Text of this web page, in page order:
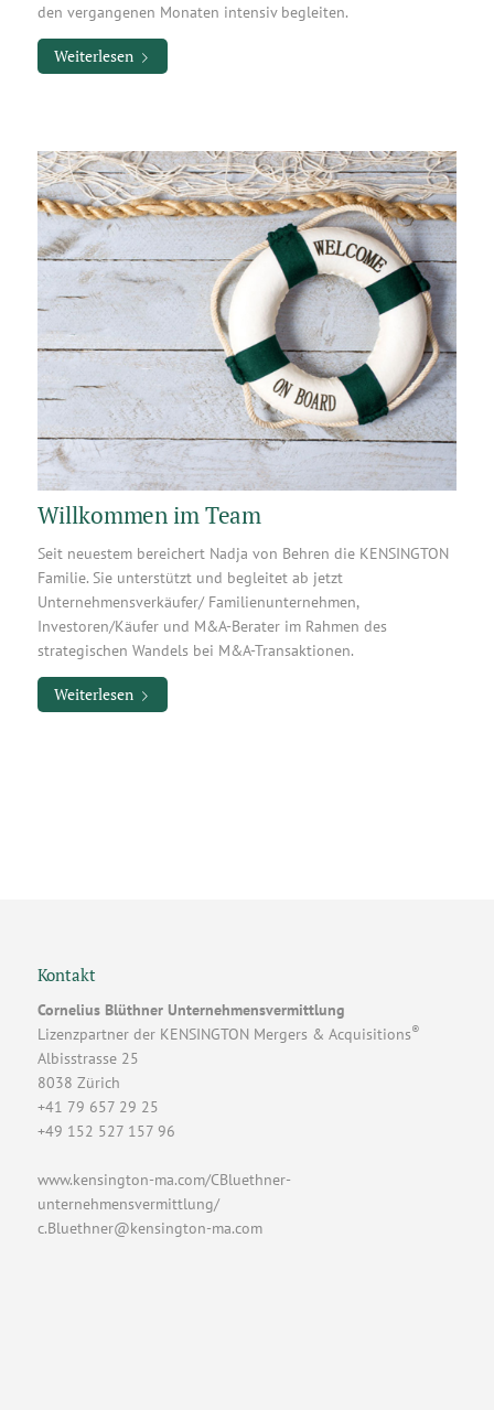
den vergangenen Monaten intensiv begleiten.
Weiterlesen
Willkommen im Team
Seit neuestem bereichert Nadja von Behren die KENSINGTON
Familie. Sie unterstützt und begleitet ab jetzt
Unternehmensverkäufer/ Familienunternehmen,
Investoren/Käufer und M&A-Berater im Rahmen des
strategischen Wandels bei M&A-Transaktionen.
Weiterlesen
Kontakt
Cornelius Blüthner Unternehmensvermittlung
Lizenzpartner der KENSINGTON Mergers & Acquisitions®
Albisstrasse 25
8038 Zürich
+41 79 657 29 25
+49 152 527 157 96
www.kensington-ma.com/CBluethner-
unternehmensvermittlung/
c.Bluethner@kensington-ma.com